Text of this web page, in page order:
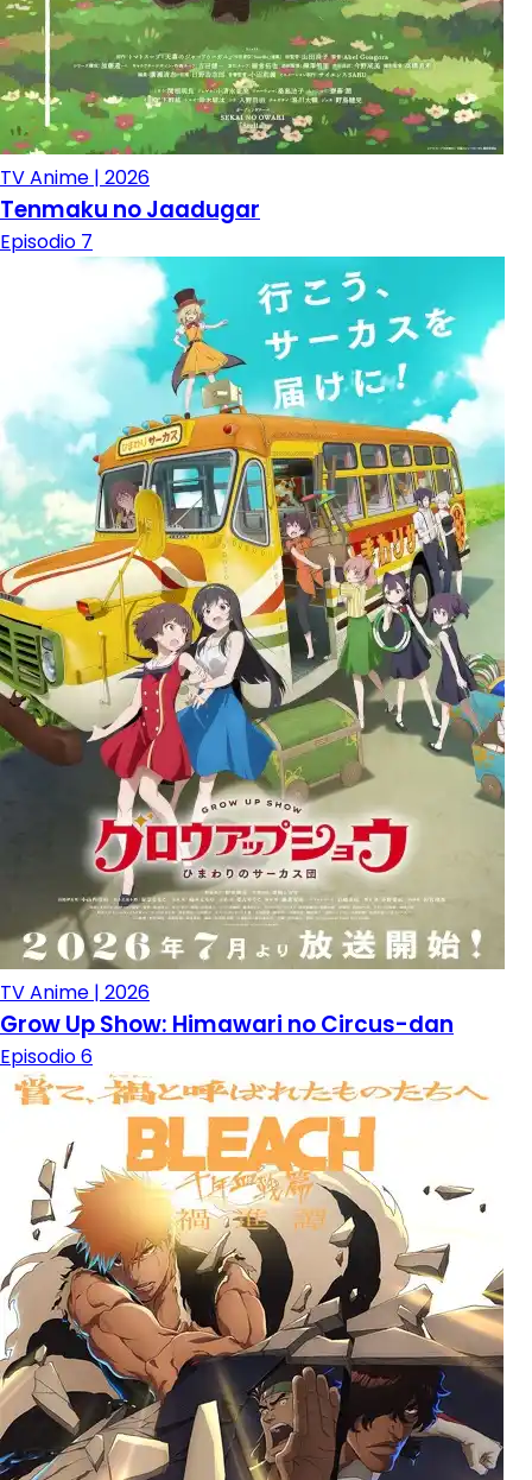
TV Anime | 2026
Tenmaku no Jaadugar
Episodio 7
TV Anime | 2026
Grow Up Show: Himawari no Circus-dan
Episodio 6